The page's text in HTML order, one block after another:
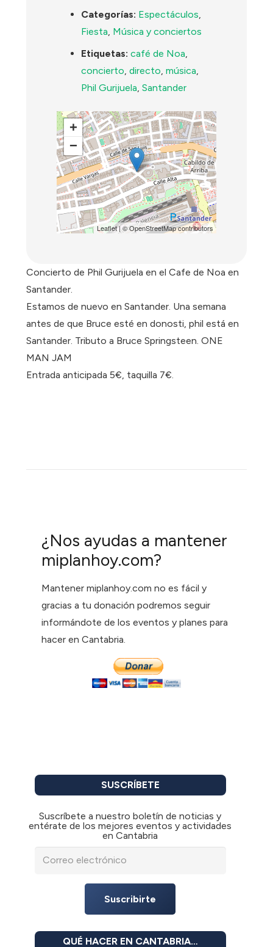
Categorías: Espectáculos,
Fiesta, Música y conciertos
Etiquetas: café de Noa,
concierto,directo,música,
Phil Gurijuela,Santander
+
−
Leaflet| ©OpenStreetMapcontributors
Concierto de Phil Gurijuela en el Cafe de Noa en
Santander.
Estamos de nuevo en Santander. Una semana
antes de que Bruce esté en donosti, phil está en
Santander. Tributo a Bruce Springsteen. ONE
MAN JAM
Entrada anticipada 5€, taquilla 7€.
¿Nos ayudas a mantener
miplanhoy.com?
Mantener miplanhoy.com no es fácil y
gracias a tu donación podremos seguir
informándote de los eventos y planes para
hacer en Cantabria.
SUSCRÍBETE
Suscríbete a nuestro boletín de noticias y
entérate de los mejores eventos y actividades
en Cantabria
Suscribirte
QUÉ HACER EN CANTABRIA…